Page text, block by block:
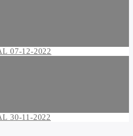
07-12-2022
30-11-2022